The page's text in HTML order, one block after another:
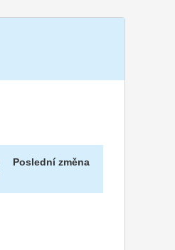
Poslední změna